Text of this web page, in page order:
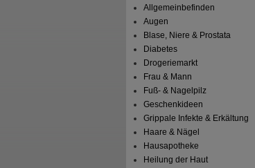
Allgemeinbefinden
Augen
Blase, Niere & Prostata
Diabetes
Drogeriemarkt
Frau & Mann
Fuß- & Nagelpilz
Geschenkideen
Grippale Infekte & Erkältung
Haare & Nägel
Hausapotheke
Heilung der Haut